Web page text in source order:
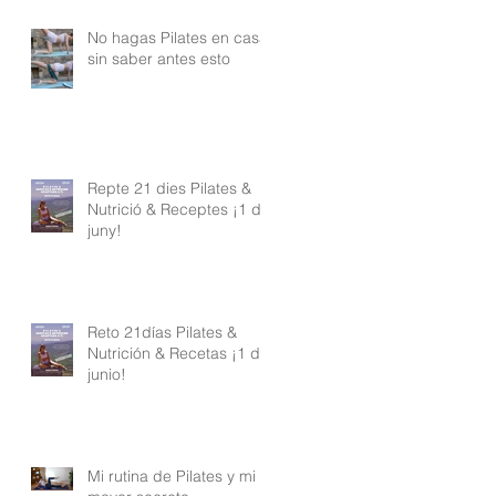
No hagas Pilates en casa
sin saber antes esto
Repte 21 dies Pilates &
Nutrició & Receptes ¡1 de
juny!
Reto 21días Pilates &
Nutrición & Recetas ¡1 de
junio!
Mi rutina de Pilates y mi